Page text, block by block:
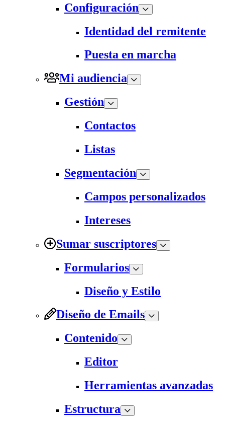
Configuración
Identidad del remitente
Puesta en marcha
Mi audiencia
Gestión
Contactos
Listas
Segmentación
Campos personalizados
Intereses
Sumar suscriptores
Formularios
Diseño y Estilo
Diseño de Emails
Contenido
Editor
Herramientas avanzadas
Estructura